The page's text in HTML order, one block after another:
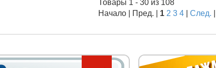
Товары 1 - 30 из 108
Начало | Пред. | 1 2 3 4 След.